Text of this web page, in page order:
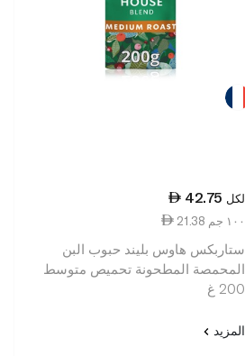
42.75 لكل
21.38 ١٠٠ جم
ستاربكس هاوس بليند حبوب البن
المحمصة المطحونة تحميص متوسط
200 غ
المزيد